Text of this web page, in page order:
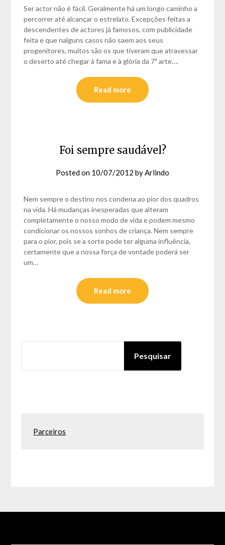
Ser actor não é fácil. Geralmente há um longo caminho a
percorrer até alcançar o estrelato. Excepções feitas a
descendentes de actores já famosos, com publicidade
feita e que nalguns casos não saem aos seus
progenitores, muitos são os que tiveram que atravessar
o deserto até chegar à fama e à glória da 7ª arte….
Read more
Foi sempre saudável?
Posted on 10/07/2012 byArlindo
Nem sempre o destino nos condena ao pior dos quadros
na vida. Há mudanças inesperadas que alteram
completamente o nosso modo de vida e podem mesmo
condicionar os nossos sonhos de criança. Nem sempre
para o pior, pois se a sorte pode ter alguma influência,
certamente que a nossa força de vontade poderá ser
um…
Read more
Pesquisar
Parceiros